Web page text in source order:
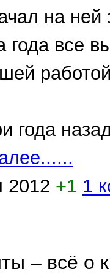
на ней
года все
года
2012 +1 1
– всё о